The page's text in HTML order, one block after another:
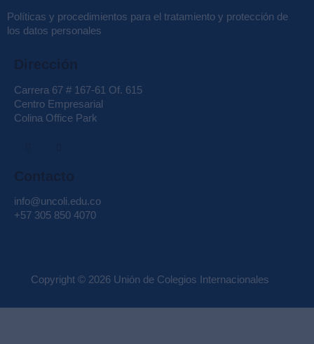
Políticas y procedimientos para el tratamiento y protección de
los datos personales
Carrera 67 # 167-61 Of. 615
Centro Empresarial
Colina Office Park
info@uncoli.edu.co
+57 305 850 4070
Copyright © 2026 Unión de Colegios Internacionales